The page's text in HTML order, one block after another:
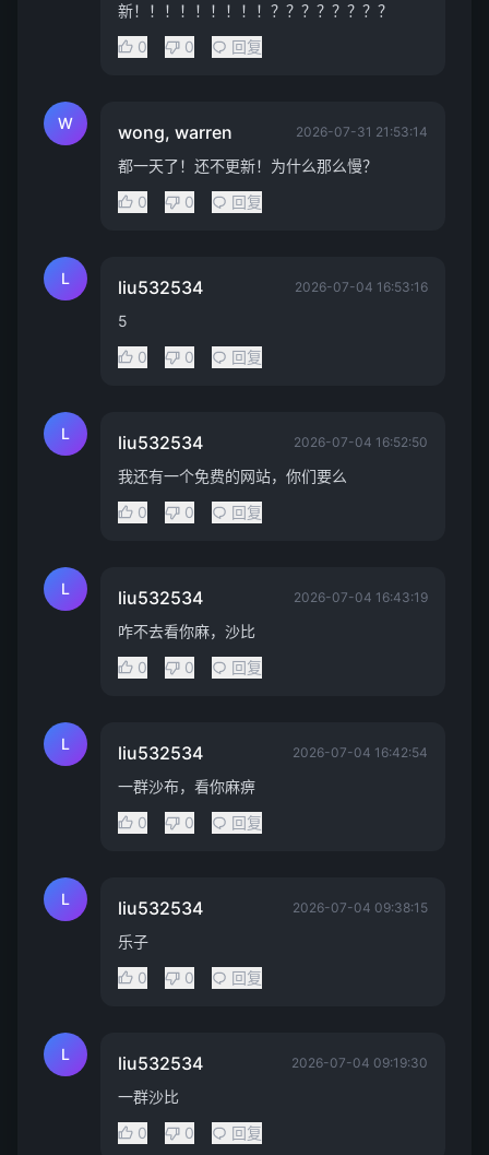
新！！！！！！！！！？？？？？？？？
0
0 回复
W wong, warren 2026-07-31 21:53:14
都一天了！还不更新！为什么那么慢？
0
0 回复
L liu532534 2026-07-04 16:53:16
5
0
0 回复
L liu532534 2026-07-04 16:52:50
我还有一个免费的网站，你们要么
0
0 回复
L liu532534 2026-07-04 16:43:19
咋不去看你麻，沙比
0
0 回复
L liu532534 2026-07-04 16:42:54
一群沙布，看你麻痹
0
0 回复
L liu532534 2026-07-04 09:38:15
乐子
0
0 回复
L liu532534 2026-07-04 09:19:30
一群沙比
0
0 回复